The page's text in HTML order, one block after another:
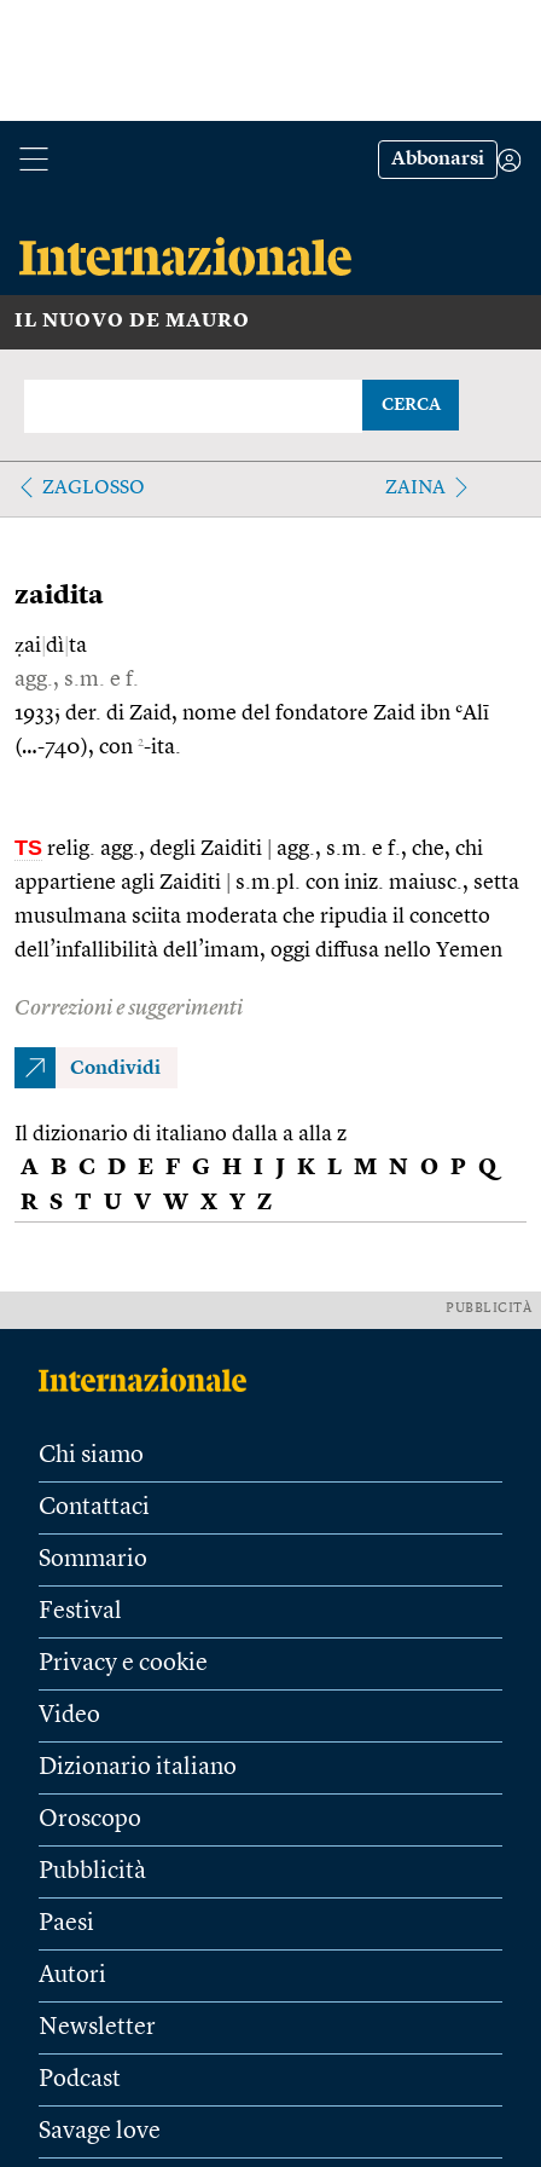
Abbonarsi
IL NUOVO DE MAURO
CERCA
ZAGLOSSO ZAINA
zaidita
ẓai dì ta
agg., s.m. e f.
1933; der. di Zaid, nome del fondatore Zaid ibn ʿAlī
(…-740), con 2-ita.
TS relig. agg., degli Zaiditi
agg., s.m. e f., che, chi
appartiene agli Zaiditi
s.m.pl. con iniz. maiusc., setta
musulmana sciita moderata che ripudia il concetto
dell’infallibilità dell’imam, oggi diffusa nello Yemen
Correzioni e suggerimenti
Condividi
Il dizionario di italiano dalla a alla z
A B C D E F G H I J K L M N O P Q
R S T U V W X Y Z
PUBBLICITÀ
Chi siamo
Contattaci
Sommario
Festival
Privacy e cookie
Video
Dizionario italiano
Oroscopo
Pubblicità
Paesi
Autori
Newsletter
Podcast
Savage love